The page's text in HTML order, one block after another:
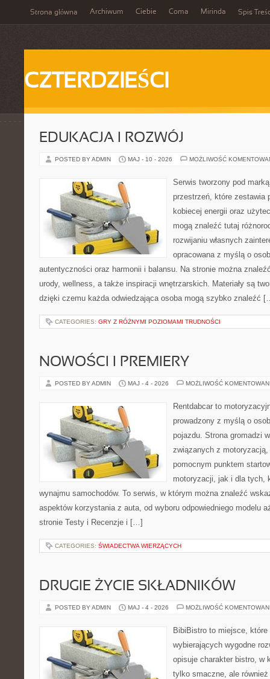
Strona główna Archiwum Ciebie Coma Mirinda Spis
CZTERDZIEŚCI
EDUKACJA I ROZWÓJ
POSTED BY ADMIN MAJ - 10 - 2026 MOŻLIWOŚĆ
Serwis tworzony pod
przestrzeń, które zestawia
kobiecej energii oraz
mogą znaleźć tutaj
rozwijaniu własnych
opracowana z myślą o
autentyczności oraz harmonii i balansu. Na stronie można
urody, wellness, a także inspiracji wnętrzarskich. Materiały są
dzięki czemu każda odwiedzająca osoba mogą szybko znaleźć
CATEGORIES: GRY Z RÓŻNYMI POZIOMAMI TRUDNOŚCI
NOWOŚCI I PREMIERY
POSTED BY ADMIN MAJ - 4 - 2026 MOŻLIWOŚĆ
Rentdabcar to
prowadzony z myślą o
pojazdu. Strona gromadzi
związanych z
pomocnym punktem
motoryzacji, jak i dla tych,
wynajmu samochodów. To serwis, w którym można znaleźć
aspektów korzystania z auta, od wyboru odpowiedniego modelu
stronie Testy i Recenzje i […]
CATEGORIES: ŚWIADECTWA WIERZĄCYCH
DRUGIE ŻYCIE SKŁADNIKÓW
POSTED BY ADMIN MAJ - 4 - 2026 MOŻLIWOŚĆ
BibiBistro to miejsce,
wybierających wygodne
opisuje charakter bistro, w
tylko smaczne, ale również